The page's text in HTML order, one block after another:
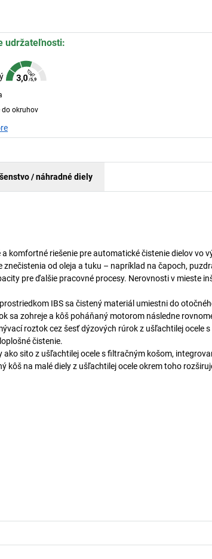
udržateľnosti:
do okruhov
/ náhradné diely
komfortné riešenie pre automatické čistenie dielov vo
od oleja a tuku – napríklad na čapoch,
pre ďalšie pracovné procesy. Nerovnosti v mieste
IBS sa čistený materiál umiestni do
sa zohreje a kôš poháňaný motorom následne
roztok cez šesť dýzových rúrok z ušľachtilej ocele s
čistenie.
sito z ušľachtilej ocele s filtračným košom,
na malé diely z ušľachtilej ocele okrem toho